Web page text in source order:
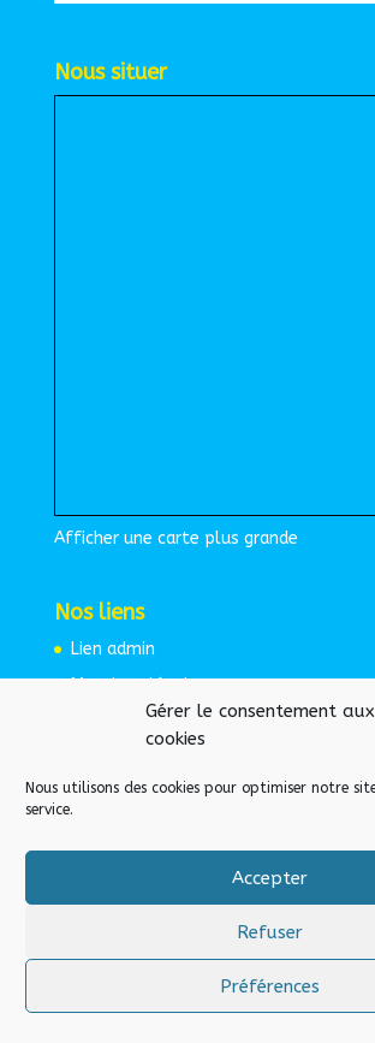
Gérer le consentement aux
cookies
Nous utilisons des cookies pour optimiser notre
service.
Accepter
Refuser
Préférences
Nous situer
Afficher une carte plus grande
Nos liens
Lien admin
Mentions légales
Espace protégé